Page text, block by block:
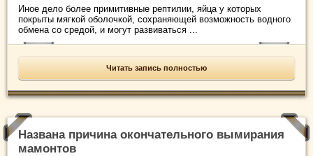
Иное дело более примитивные рептилии, яйца у которых
покрыты мягкой оболочкой, сохраняющей возможность водного
обмена со средой, и могут развиваться ...
Читать запись полностью
Названа причина окончательного вымирания
мамонтов